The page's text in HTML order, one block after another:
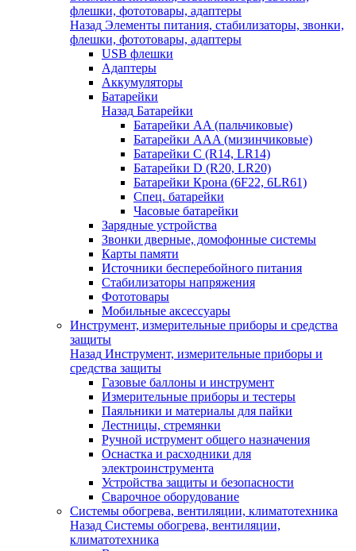
флешки, фототовары, адаптеры
Назад Элементы питания, стабилизаторы, звонки,
флешки, фототовары, адаптеры
USB флешки
Адаптеры
Аккумуляторы
Батарейки
Назад Батарейки
Батарейки AA (пальчиковые)
Батарейки AAA (мизинчиковые)
Батарейки C (R14, LR14)
Батарейки D (R20, LR20)
Батарейки Крона (6F22, 6LR61)
Спец. батарейки
Часовые батарейки
Зарядные устройства
Звонки дверные, домофонные системы
Карты памяти
Источники бесперебойного питания
Стабилизаторы напряжения
Фототовары
Мобильные аксессуары
Инструмент, измерительные приборы и средства
защиты
Назад Инструмент, измерительные приборы и
средства защиты
Газовые баллоны и инструмент
Измерительные приборы и тестеры
Паяльники и материалы для пайки
Лестницы, стремянки
Ручной иструмент общего назначения
Оснастка и расходники для
электроинструмента
Устройства защиты и безопасности
Сварочное оборудование
Системы обогрева, вентиляции, климатотехника
Назад Системы обогрева, вентиляции,
климатотехника